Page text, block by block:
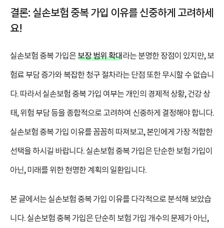
결론: 실손보험 중복 가입 이유를 신중하게 고려하세
요!
실손보험 중복 가입은보장 범위 확대라는 분명한 장점이 있지만, 보
험료 부담 증가와 복잡한 청구 절차라는 단점 또한 무시할 수 없습니
다. 따라서 실손보험 중복 가입 여부는 개인의 경제적 상황, 건강 상
태, 위험 부담 등을 종합적으로 고려하여 신중하게 결정해야 합니다.
실손보험 중복 가입 이유를 꼼꼼히 따져보고, 본인에게 가장 적합한
선택을 하시길 바랍니다. 실손보험 중복 가입은 단순한 보험 가입이
아닌, 미래를 위한 현명한 계획의 일환입니다.
본 글에서는 실손보험 중복 가입 이유를 다각적으로 분석해 보았습
니다. 실손보험 중복 가입은 단순히 보험 가입 개수의 문제가 아닌,